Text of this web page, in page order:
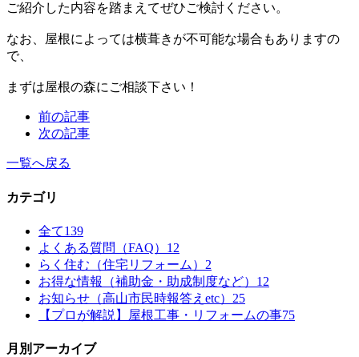
ご紹介した内容を踏まえてぜひご検討ください。
なお、屋根によっては横葺きが不可能な場合もありますの
で、
まずは屋根の森にご相談下さい！
前の記事
次の記事
一覧へ戻る
カテゴリ
全て139
よくある質問（FAQ） 12
らく住む（住宅リフォーム） 2
お得な情報（補助金・助成制度など） 12
お知らせ（高山市民時報答えetc） 25
【プロが解説】屋根工事・リフォームの事75
月別アーカイブ